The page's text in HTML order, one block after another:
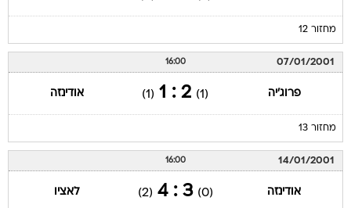
07/01/2001
פרוג'יה (1)
2 : 1
(1) אודינזה
14/01/2001
אודינזה (0)
3 : 4
(2) לאציו